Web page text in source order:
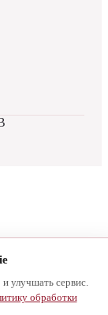
улучшать сервис.
обработки